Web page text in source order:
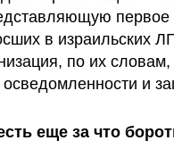
первое
в израильских
по их
и
еще за что